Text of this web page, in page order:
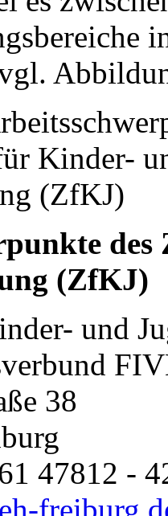
(ZfKJ)
und
38
47812 -